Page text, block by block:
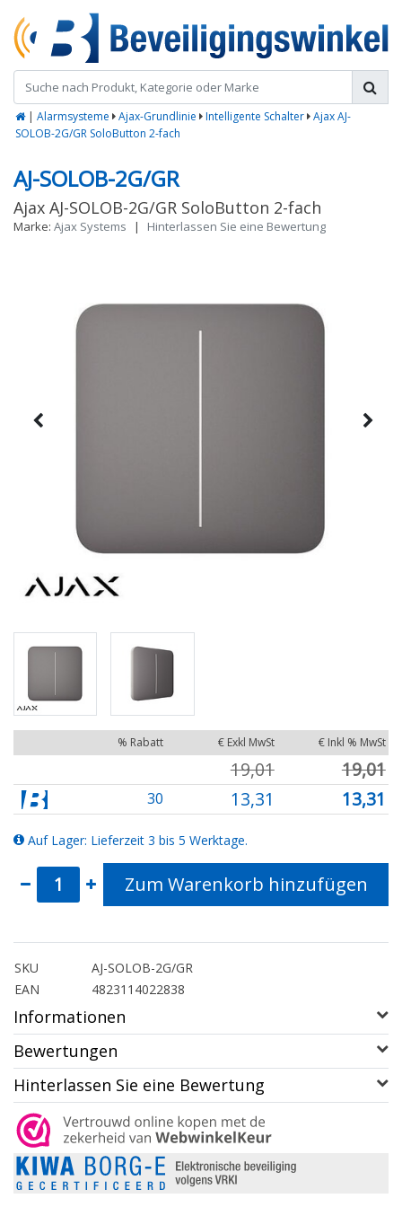
| Alarmsysteme Ajax-Grundlinie Intelligente Schalter Ajax AJ-
SOLOB-2G/GR SoloButton 2-fach
AJ-SOLOB-2G/GR
Ajax AJ-SOLOB-2G/GR SoloButton 2-fach
Marke: Ajax Systems | Hinterlassen Sie eine Bewertung
% Rabatt € Exkl MwSt € Inkl % MwSt
19,01 19,01
30 13,31 13,31
Auf Lager: Lieferzeit 3 bis 5 Werktage.
Zum Warenkorb hinzufügen
SKU
AJ-SOLOB-2G/GR
EAN
4823114022838
Informationen
Bewertungen
Hinterlassen Sie eine Bewertung